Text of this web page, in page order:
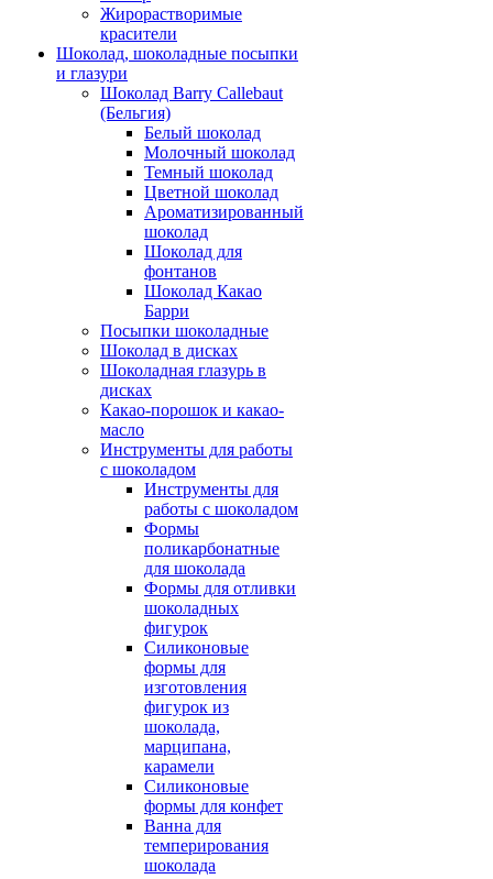
Жирорастворимые
красители
Шоколад, шоколадные посыпки
и глазури
Шоколад Barry Callebaut
(Бельгия)
Белый шоколад
Молочный шоколад
Темный шоколад
Цветной шоколад
Ароматизированный
шоколад
Шоколад для
фонтанов
Шоколад Какао
Барри
Посыпки шоколадные
Шоколад в дисках
Шоколадная глазурь в
дисках
Какао-порошок и какао-
масло
Инструменты для работы
с шоколадом
Инструменты для
работы с шоколадом
Формы
поликарбонатные
для шоколада
Формы для отливки
шоколадных
фигурок
Силиконовые
формы для
изготовления
фигурок из
шоколада,
марципана,
карамели
Силиконовые
формы для конфет
Ванна для
темперирования
шоколада